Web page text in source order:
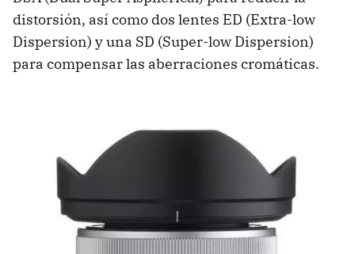
distorsión, así como dos lentes ED (Extra-low
Dispersion) y una SD (Super-low Dispersion)
para compensar las aberraciones cromáticas.